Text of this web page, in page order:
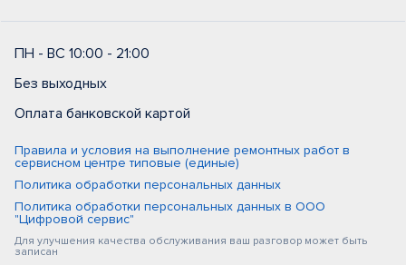
ПН - ВС 10:00 - 21:00
Без выходных
Оплата банковской картой
Правила и условия на выполнение ремонтных работ в
сервисном центре типовые (единые)
Политика обработки персональных данных
Политика обработки персональных данных в ООО
"Цифровой сервис"
Для улучшения качества обслуживания ваш разговор может быть
записан